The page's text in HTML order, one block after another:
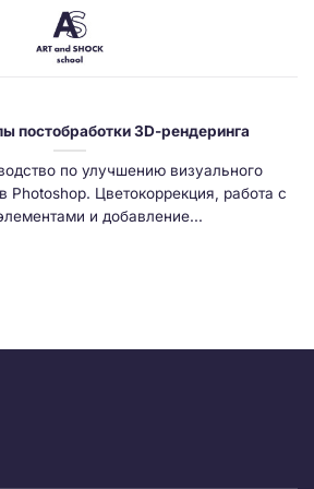
постобработки 3D-рендеринга
по улучшению визуального
Photoshop. Цветокоррекция, работа с
и добавление...